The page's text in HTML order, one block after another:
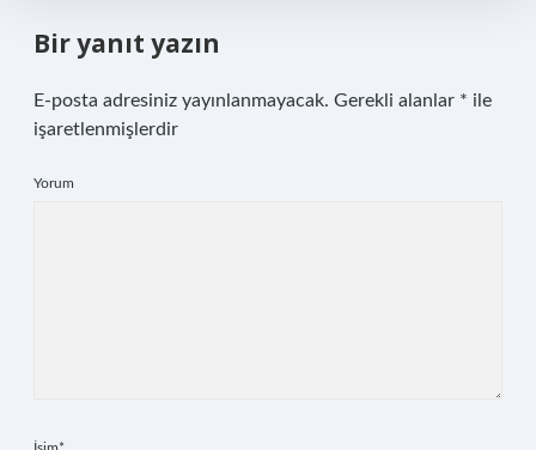
Bir yanıt yazın
E-posta adresiniz yayınlanmayacak. Gerekli alanlar * ile
işaretlenmişlerdir
Yorum